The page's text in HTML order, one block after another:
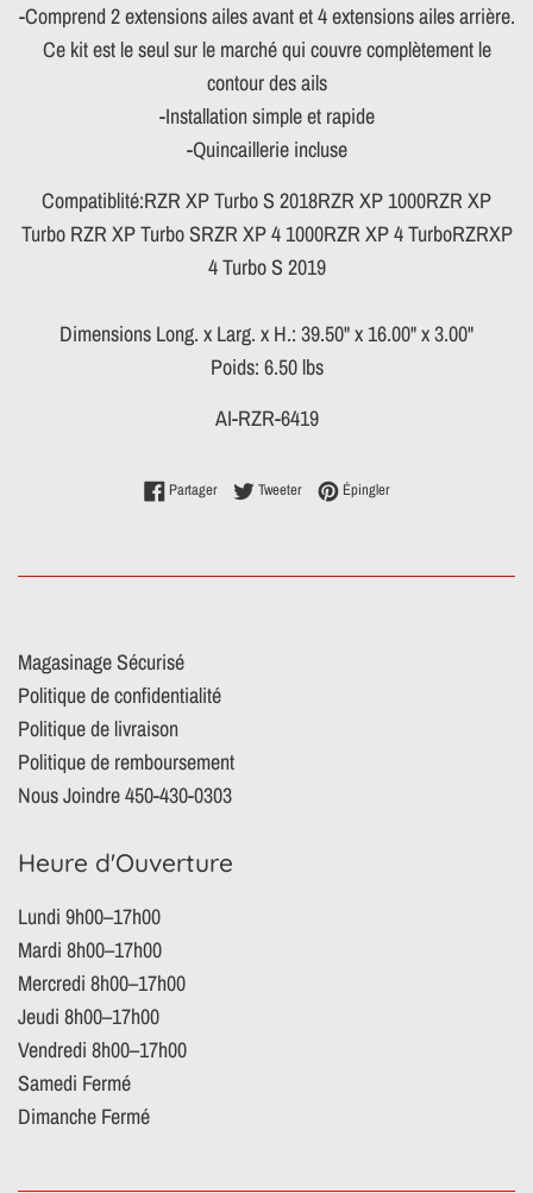
-Comprend 2 extensions ailes avant et 4 extensions ailes arrière.
Ce kit est le seul sur le marché qui couvre complètement le
contour des ails
-Installation simple et rapide
-Quincaillerie incluse
Compatiblité:RZR XP Turbo S 2018RZR XP 1000RZR XP
Turbo RZR XP Turbo SRZR XP 4 1000RZR XP 4 TurboRZRXP
4 Turbo S 2019
Dimensions Long. x Larg. x H.: 39.50" x 16.00" x 3.00"
Poids: 6.50 lbs
AI-RZR-6419
PartagerPartager sur Facebook
TweeterTweeter sur Twitter
ÉpinglerÉpingler sur Pinterest
Magasinage Sécurisé
Politique de confidentialité
Politique de livraison
Politique de remboursement
Nous Joindre 450-430-0303
Heure d'Ouverture
Lundi 9h00–17h00
Mardi 8h00–17h00
Mercredi 8h00–17h00
Jeudi 8h00–17h00
Vendredi 8h00–17h00
Samedi Fermé
Dimanche Fermé